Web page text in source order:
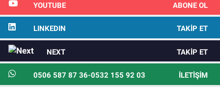
YOUTUBE ABONE OL
LINKEDIN TAKIP ET
NEXT TAKIP ET
0506 587 87 36-0532 155 92 03 İLETIŞIM